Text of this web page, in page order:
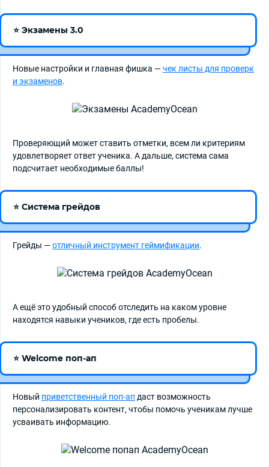
⭐ Экзамены 3.0
Новые настройки и главная фишка —чек листы для проверк
и экзаменов.
Проверяющий может ставить отметки, всем ли критериям
удовлетворяет ответ ученика. А дальше, система сама
подсчитает необходимые баллы!
⭐ Система грейдов
Грейды —отличный инструмент геймификации.
А ещё это удобный способ отследить на каком уровне
находятся навыки учеников, где есть пробелы.
⭐ Welcome поп-ап
Новый приветственный поп-ап даст возможность
персонализировать контент, чтобы помочь ученикам лучше
усваивать информацию.